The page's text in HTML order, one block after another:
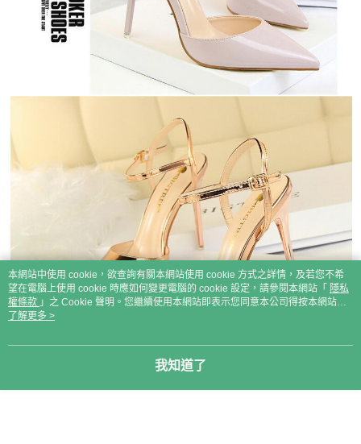
本網站中使用 cookie，欲查詢有關本網站使用 cookie 方式之詳情，及若您不希
望在電腦上使用 cookie 時應如何變更電腦的 cookie 設定，請參閱本網站「 隱私
權條款 」之 Cookie 聲明。您繼續使用本網站即表示您同意本公司得按本網站使
用條款之 Cookie 聲明使用 cookie。
了解更多 >
我知道了